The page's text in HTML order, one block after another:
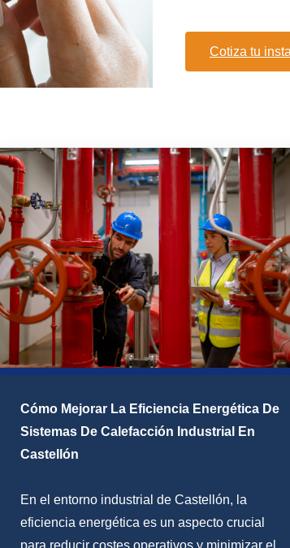
Cotiza tu
Cómo Mejorar La Eficiencia Energética De
Sistemas De Calefacción Industrial En
Castellón
En el entorno industrial de Castellón, la
eficiencia energética es un aspecto crucial
para reducir costes operativos y minimizar el